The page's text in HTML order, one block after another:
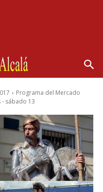
Programa del Mercado
- sábado 13